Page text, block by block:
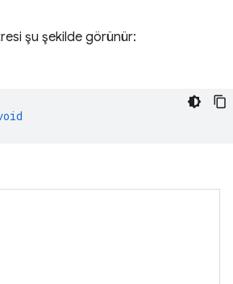
şu şekilde görünür: